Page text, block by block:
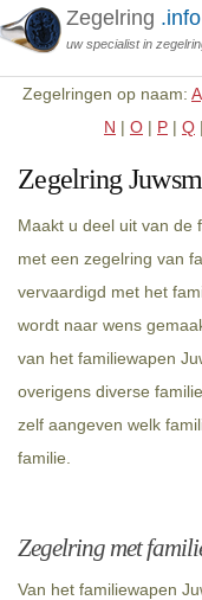
Zegelring .info
uw specialist in
Zegelringen op naam: A
N | O | P | Q |
Zegelring
Maakt u deel uit van de
met een zegelring van
vervaardigd met het
wordt naar wens
van het familiewapen
overigens diverse
zelf aangeven welk
familie.
Zegelring met
Van het familiewapen